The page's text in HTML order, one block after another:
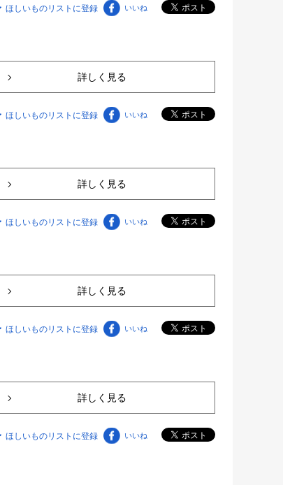
ほしいものリストに登録 いいね
詳しく見る
ほしいものリストに登録 いいね
詳しく見る
ほしいものリストに登録 いいね
詳しく見る
ほしいものリストに登録 いいね
詳しく見る
ほしいものリストに登録 いいね